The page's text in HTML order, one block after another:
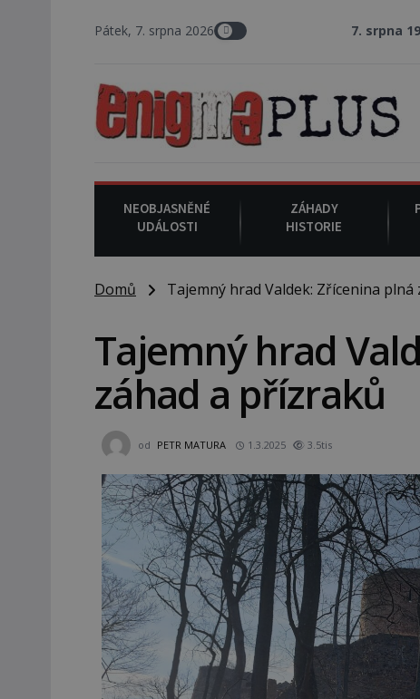
Pátek, 7. srpna 2026 : Na
NEOBJASNĚNÉ
UDÁLOSTI
ZÁHADY
HISTORIE
Domů Tajemný hrad Valdek: Zřícenina plná
Tajemný hrad
záhad a přízraků
od PETR MATURA 1.3.2025 3.5tis